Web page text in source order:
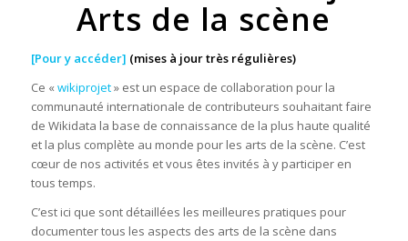
Arts de la scène
[Pour y accéder] (mises à jour très régulières)
Ce «wikiprojet» est un espace de collaboration pour la
communauté internationale de contributeurs souhaitant faire
de Wikidata la base de connaissance de la plus haute qualité
et la plus complète au monde pour les arts de la scène. C’est
cœur de nos activités et vous êtes invités à y participer en
tous temps.
C’est ici que sont détaillées les meilleures pratiques pour
documenter tous les aspects des arts de la scène dans